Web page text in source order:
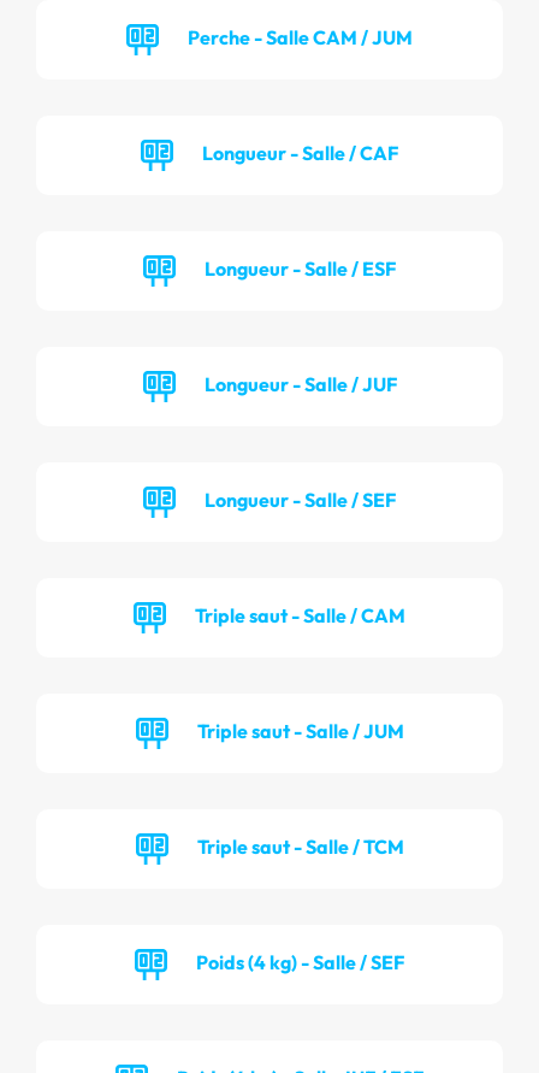
Perche - Salle CAM / JUM
Longueur - Salle / CAF
Longueur - Salle / ESF
Longueur - Salle / JUF
Longueur - Salle / SEF
Triple saut - Salle / CAM
Triple saut - Salle / JUM
Triple saut - Salle / TCM
Poids (4 kg) - Salle / SEF